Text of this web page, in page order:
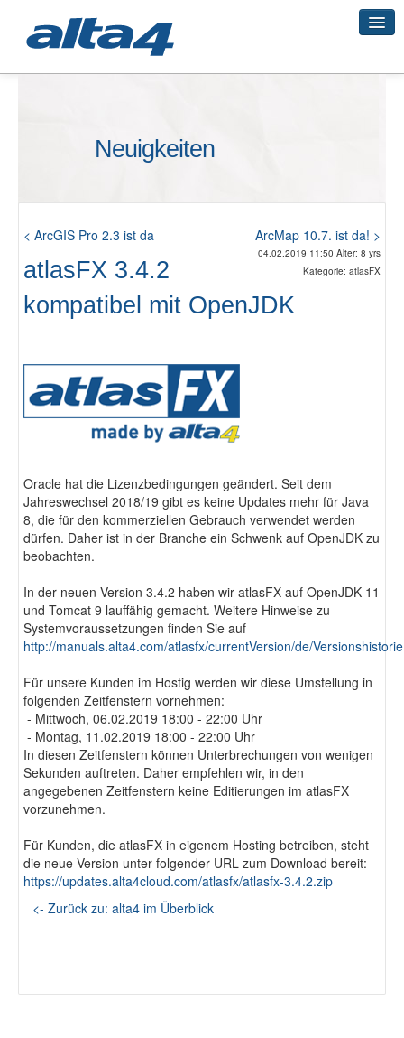
Geo-Cloud
alta4 im Überblick
Neuigkeiten
ArcMap 10.7. ist da! >
< ArcGIS Pro 2.3 ist da
04.02.2019 11:50 Alter: 8 yrs
Kategorie: atlasFX
atlasFX 3.4.2
kompatibel mit OpenJDK
Oracle hat die Lizenzbedingungen geändert. Seit dem
Jahreswechsel 2018/19 gibt es keine Updates mehr für Java
8, die für den kommerziellen Gebrauch verwendet werden
dürfen. Daher ist in der Branche ein Schwenk auf OpenJDK zu
beobachten.
In der neuen Version 3.4.2 haben wir atlasFX auf OpenJDK 11
und Tomcat 9 lauffähig gemacht. Weitere Hinweise zu
Systemvoraussetzungen finden Sie auf
http://manuals.alta4.com/atlasfx/currentVersion/de/
Für unsere Kunden im Hostig werden wir diese Umstellung in
folgenden Zeitfenstern vornehmen:
- Mittwoch, 06.02.2019 18:00 - 22:00 Uhr
- Montag, 11.02.2019 18:00 - 22:00 Uhr
In diesen Zeitfenstern können Unterbrechungen von wenigen
Sekunden auftreten. Daher empfehlen wir, in den
angegebenen Zeitfenstern keine Editierungen im atlasFX
vorzunehmen.
Für Kunden, die atlasFX in eigenem Hosting betreiben, steht
die neue Version unter folgender URL zum Download bereit:
https://updates.alta4cloud.com/atlasfx/atlasfx-3.4.2.zip
<- Zurück zu: alta4 im Überblick